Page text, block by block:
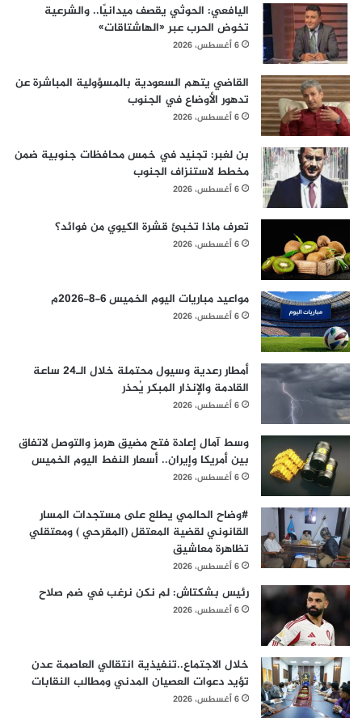
اليافعي: الحوثي يقصف ميدانيًا.. والشرعية
تخوض الحرب عبر «الهاشتاقات»
6 أغسطس، 2026
القاضي يتهم السعودية بالمسؤولية المباشرة عن
تدهور الأوضاع في الجنوب
6 أغسطس، 2026
بن لغبر: تجنيد في خمس محافظات جنوبية ضمن
مخطط لاستنزاف الجنوب
6 أغسطس، 2026
تعرف ماذا تخبئ قشرة الكيوي من فوائد؟
6 أغسطس، 2026
مواعيد مباريات اليوم الخميس 6-8-2026م
6 أغسطس، 2026
أمطار رعدية وسيول محتملة خلال الـ24 ساعة
القادمة والإنذار المبكر يُحذر
6 أغسطس، 2026
وسط آمال إعادة فتح مضيق هرمز والتوصل لاتفاق
بين أمريكا وإيران.. أسعار النفط اليوم الخميس
6 أغسطس، 2026
#وضاح الحالمي يطلع على مستجدات المسار
القانوني لقضية المعتقل (المقرحي ) ومعتقلي
تظاهرة معاشيق
6 أغسطس، 2026
رئيس بشكتاش: لم نكن نرغب في ضم صلاح
6 أغسطس، 2026
خلال الاجتماع..تنفيذية انتقالي العاصمة عدن
تؤيد دعوات العصيان المدني ومطالب النقابات
6 أغسطس، 2026